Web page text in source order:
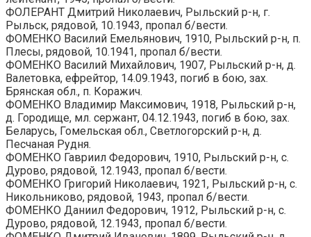
ФОЛЕРАНТ Дмитрий Николаевич, Рыльский р-н, г.
Рыльск, рядовой, 10.1943, пропал б/вести.
ФОМЕНКО Василий Емельянович, 1910, Рыльский р-н, п.
Плесы, рядовой, 10.1941, пропал б/вести.
ФОМЕНКО Василий Михайлович, 1907, Рыльский р-н, д.
Валетовка, ефрейтор, 14.09.1943, погиб в бою, зах.
Брянская обл., п. Коражич.
ФОМЕНКО Владимир Максимович, 1918, Рыльский р-н,
д. Городище, мл. сержант, 04.12.1943, погиб в бою, зах.
Беларусь, Гомельская обл., Светлогорский р-н, д.
Песчаная Рудня.
ФОМЕНКО Гавриил Федорович, 1910, Рыльский р-н, с.
Дурово, рядовой, 12.1943, пропал б/вести.
ФОМЕНКО Григорий Николаевич, 1921, Рыльский р-н, с.
Никольниково, рядовой, 1943, пропал б/вести.
ФОМЕНКО Даниил Федорович, 1912, Рыльский р-н, с.
Дурово, рядовой, 12.1943, пропал б/вести.